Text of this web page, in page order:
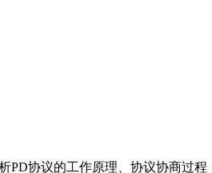
协议的工作原理、协议协商过程